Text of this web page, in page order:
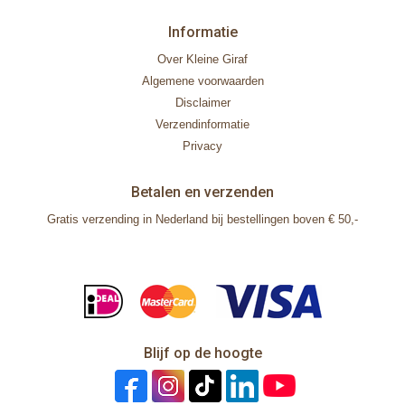
Informatie
Over Kleine Giraf
Algemene voorwaarden
Disclaimer
Verzendinformatie
Privacy
Betalen en verzenden
Gratis verzending in Nederland bij bestellingen boven € 50,-
Blijf op de hoogte